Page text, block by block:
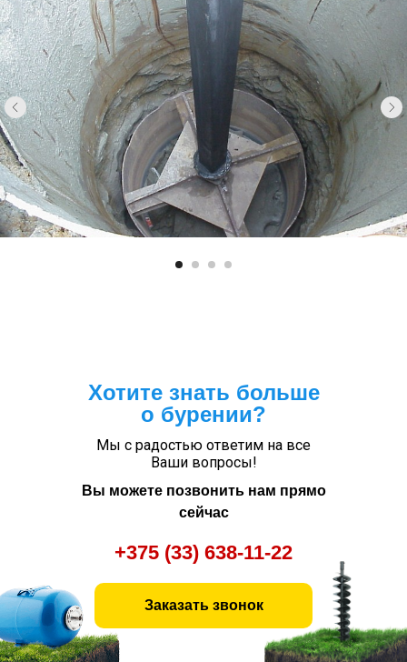
Заказать звонок
Хотите знать больше
о бурении?
+375 (33) 638-11-22
Мы с радостью ответим на все
Ваши вопросы!
Вы можете позвонить нам прямо
сейчас